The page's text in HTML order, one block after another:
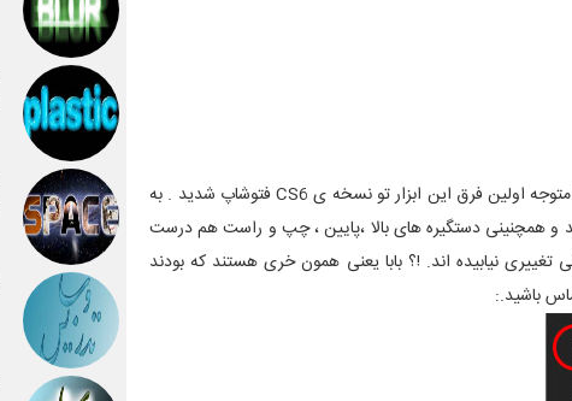
اگه تا حالا از نرم افزار فتوشاپ استفاده کرده باشید منظورم نسخه های عهد دایناسوری نرم افزار فتوشاپه شما حتما متوجه اولین فرق این ابزار تو نسخه ی CS6 فتوشاپ شدید . به
و همچنینی دستگیره های بالا ،پایین ، چپ و راست هم درست
نیابیده اند. !؟ بابا یعنی همون خری هستند که بودند
باشید.: